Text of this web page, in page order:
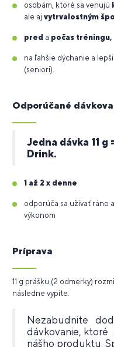
osobám, ktoré sa venujú
ale aj vytrvalostným
pred a počas tréningu,
na ľahšie dýchanie a
(seniori).
Odporúčané
Jedna dávka 11
Drink.
1 až 2 x denne
odporúča sa užívať ráno
výkonom
Príprava
11 g prášku (2 odmerky)
následne vypite.
Nezabudnite
dávkovanie,
nášho produktu.